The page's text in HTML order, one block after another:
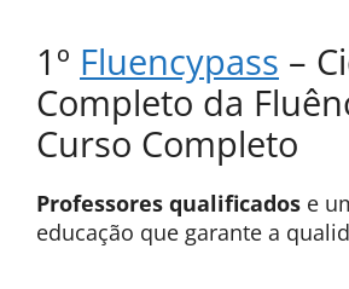
1º Fluencypass –
Completo da
Curso Completo
Professores qualificados e
educação que garante a